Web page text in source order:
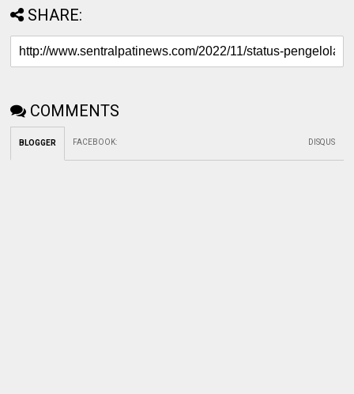
SHARE:
COMMENTS
BLOGGER FACEBOOK: DISQUS